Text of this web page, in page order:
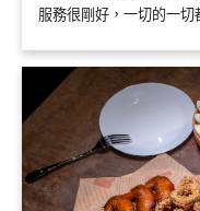
服務很剛好，一切的一切